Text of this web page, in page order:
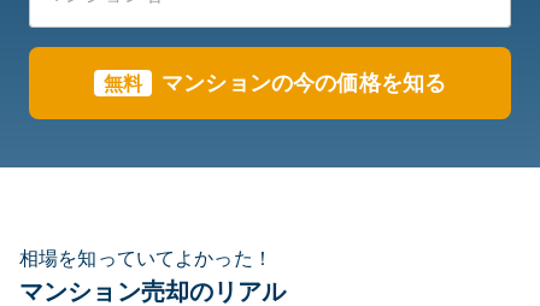
無料 マンションの今の価格を知る
相場を知っていてよかった！
マンション売却のリアル